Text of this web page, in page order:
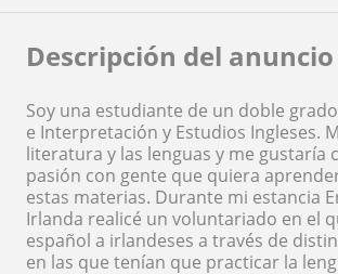
Descripción del anuncio
Soy una estudiante de un doble
e Interpretación y Estudios Ingleses.
literatura y las lenguas y me gustaría
pasión con gente que quiera
estas materias. Durante mi estancia
Irlanda realicé un voluntariado en el
español a irlandeses a través de
en las que tenían que practicar la